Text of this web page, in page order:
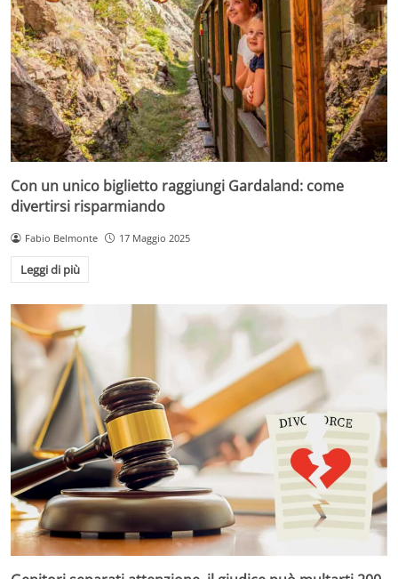
Con un unico biglietto raggiungi Gardaland: come
divertirsi risparmiando
Fabio Belmonte 17 Maggio 2025
Leggi di più